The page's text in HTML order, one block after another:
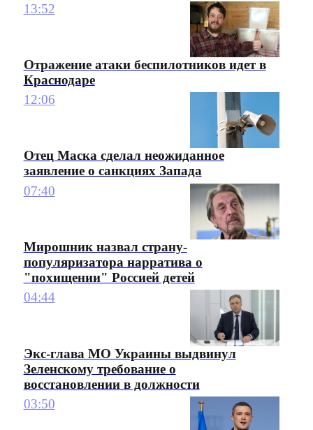
13:52
Отражение атаки беспилотников идет в
Краснодаре
12:06
Отец Маска сделал неожиданное
заявление о санкциях Запада
07:40
Мирошник назвал страну-
популяризатора нарратива о
"похищении" Россией детей
04:44
Экс-глава МО Украины выдвинул
Зеленскому требование о
восстановлении в должности
03:50